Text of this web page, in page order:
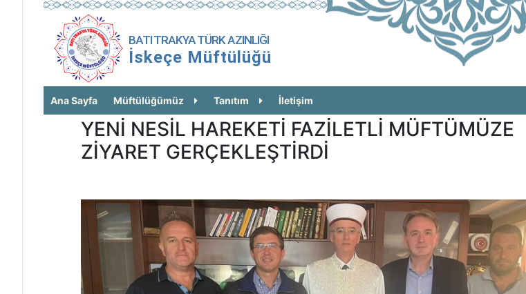
BATI TRAKYA TÜRK AZINLIĞI
İskeçe Müftülüğü
Ana Sayfa Müftülüğümüz Tanıtım İletişim
YENİ NESİL HAREKETİ FAZİLETLİ MÜFTÜMÜZE
ZİYARET GERÇEKLEŞTİRDİ